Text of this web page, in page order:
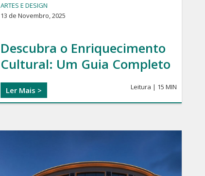
ARTES E DESIGN
13 de Novembro, 2025
Descubra o Enriquecimento
Cultural: Um Guia Completo
Ler Mais > Leitura | 15 MIN